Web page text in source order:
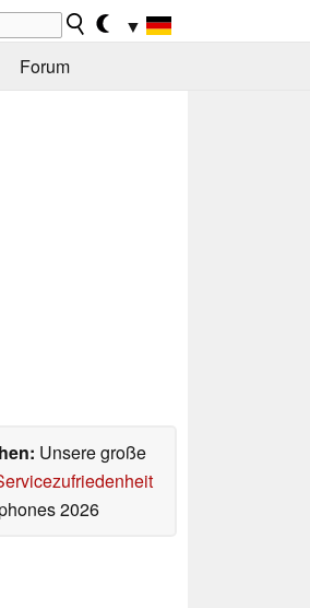
▼
Forum
Unsere große
2026